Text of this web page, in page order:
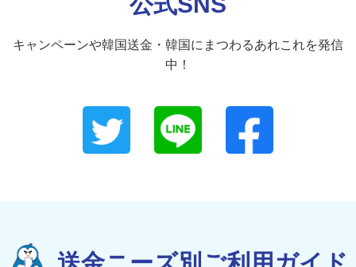
キャンペーンや韓国送金・韓国にまつわるあれこれを発信
中！